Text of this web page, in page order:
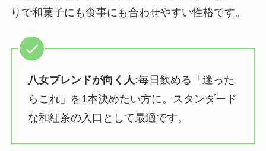
りで和菓子にも食事にも合わせやすい性格です。
八女ブレンドが向く人:毎日飲める「迷った
らこれ」を1本決めたい方に。スタンダード
な和紅茶の入口として最適です。